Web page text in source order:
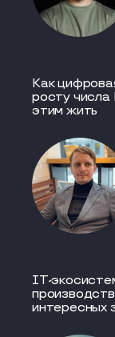
Как
росту числа
этим жить
IT-
интересных